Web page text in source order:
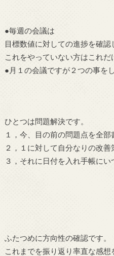
●毎週の会議は
目標数値に対しての進捗を確認
これをやっていない方はこれだ
●月１の会議ですが２つの事をし
ひとつは問題解決です。
１，今、目の前の問題点を全部
２，１に対して自分なりの改善
３，それに日付を入れ手帳にい
ふたつめに方向性の確認です。
これまでを振り返り率直な感想